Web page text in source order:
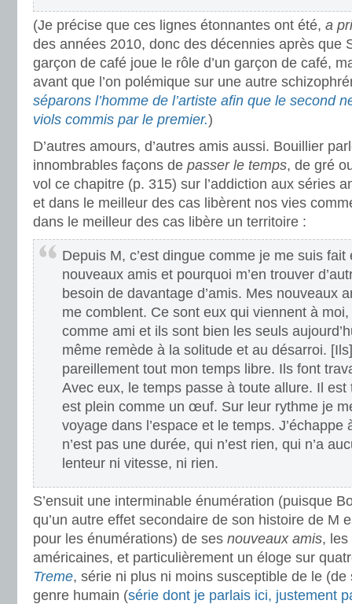
(Je précise que ces lignes étonnantes ont été, a
des années 2010, donc des décennies après que
garçon de café joue le rôle d’un garçon de café,
avant que l’on polémique sur une autre
séparons l’homme de l’artiste afin que le second
viols commis par le premier.)
D’autres amours, d’autres amis aussi. Bouillier
innombrables façons de passer le temps, de gré
vol ce chapitre (p. 315) sur l’addiction aux séries
et dans le meilleur des cas libèrent nos vies
dans le meilleur des cas libère un territoire :
Depuis M, c’est dingue comme je me suis
nouveaux amis et pourquoi m’en trouver
besoin de davantage d’amis. Mes nouveaux
me comblent. Ce sont eux qui viennent à
comme ami et ils sont bien les seuls
même remède à la solitude et au désarroi.
pareillement tout mon temps libre. Ils font
Avec eux, le temps passe à toute allure. Il
est plein comme un œuf. Sur leur rythme je
voyage dans l’espace et le temps. J’échappe
n’est pas une durée, qui n’est rien, qui n’a
lenteur ni vitesse, ni rien.
S’ensuit une interminable énumération (puisque
qu’un autre effet secondaire de son histoire de M
pour les énumérations) de ses nouveaux amis, les
américaines, et particulièrement un éloge sur
Treme, série ni plus ni moins susceptible de le
genre humain (série dont je parlais ici, justement